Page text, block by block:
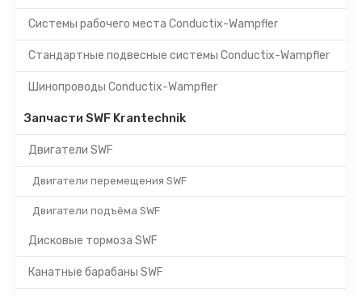
Системы рабочего места Conductix-Wampfler
Стандартные подвесные системы Conductix-Wampfler
Шинопроводы Conductix-Wampfler
Запчасти SWF Krantechnik
Двигатели SWF
Двигатели перемещения SWF
Двигатели подъёма SWF
Дисковые тормоза SWF
Канатные барабаны SWF